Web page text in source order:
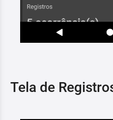
Tela de